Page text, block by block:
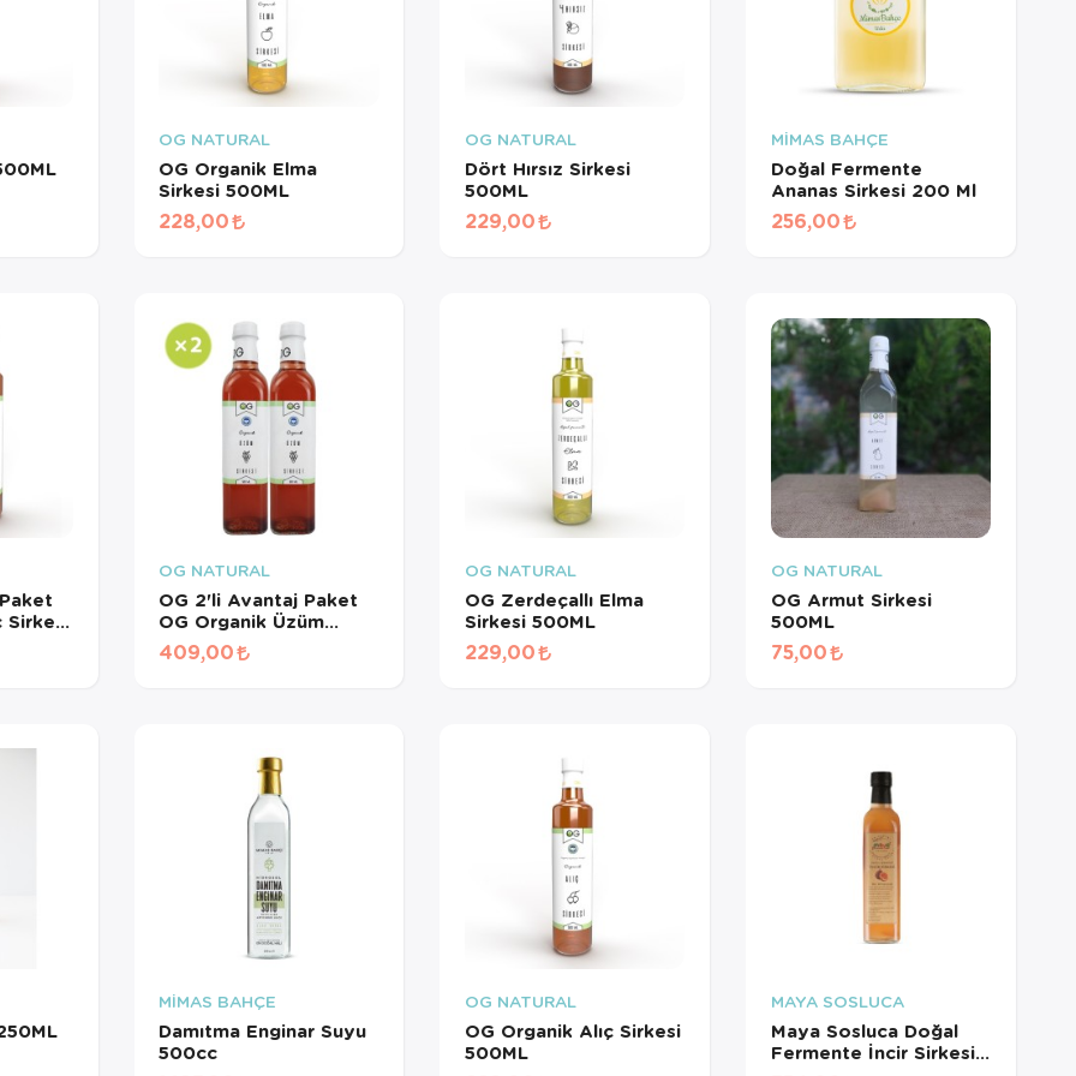
OG NATURAL
OG Organik Elma
Sirkesi 500ML
228,00
OG NATURAL
Dört Hırsız Sirkesi
500ML
229,00
MİMAS BAHÇE
Doğal Fermente
Ananas Sirkesi 200 Ml
256,00
Sirkesi
OG NATURAL
OG 2'li Avantaj Paket
OG Organik Üzüm
Sirkesi 500ML
409,00
OG NATURAL
OG Zerdeçallı Elma
Sirkesi 500ML
229,00
OG NATURAL
OG Armut Sirkesi
500ML
75,00
MİMAS BAHÇE
Damıtma Enginar Suyu
500cc
OG NATURAL
OG Organik Alıç Sirkesi
500ML
MAYA SOSLUCA
Maya Sosluca Doğal
Fermente İncir Sirkesi
GÜN TESLİMAT
ÜRÜNLERİ